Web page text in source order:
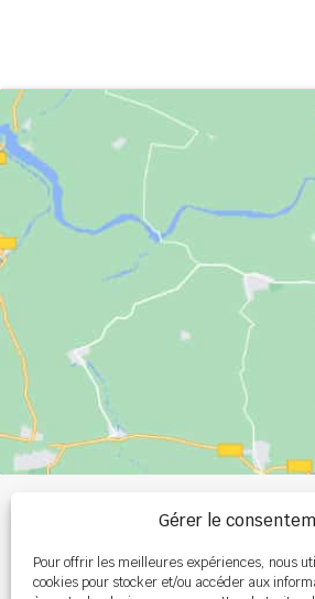
Gérer le
Pour offrir les meilleures expériences, nous
cookies pour stocker et/ou accéder aux